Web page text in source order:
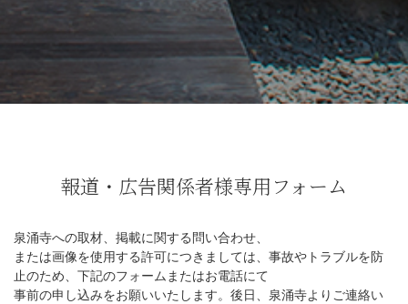
報道・広告関係者様専用フォーム
泉涌寺への取材、掲載に関する問い合わせ、
または画像を使用する許可につきましては、事故やトラブルを防
止のため、下記のフォームまたはお電話にて
事前の申し込みをお願いいたします。後日、泉涌寺よりご連絡い